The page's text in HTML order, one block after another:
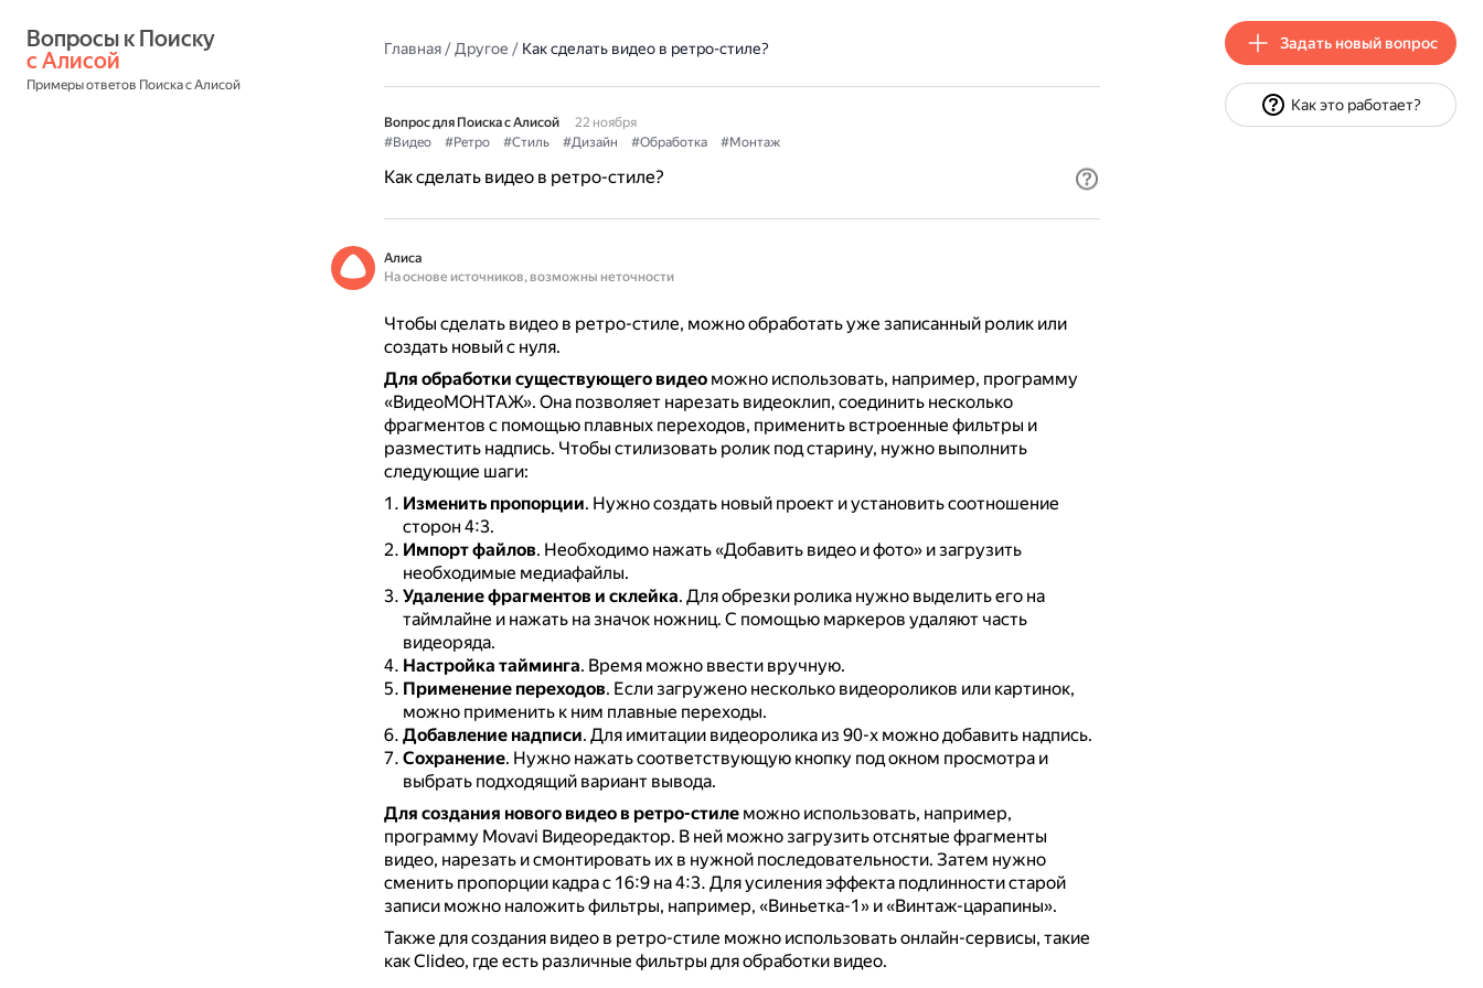
с Алисой
Примеры ответов Поиска с Алисой
Главная/Другое / Как сделать видео в ретро-стиле?
Вопрос для Поиска с Алисой
22 ноября
#Видео
#Ретро #Стиль #Дизайн #Обработка #Монтаж
Как сделать видео в ретро-стиле?
Алиса
На основе источников, возможны неточности
Чтобы сделать видео в ретро-стиле, можно обработать уже записанный ролик или
создать новый с нуля.
Для обработки существующего видеоможно использовать, например, программу
«ВидеоМОНТАЖ». Она позволяет нарезать видеоклип, соединить несколько
фрагментов с помощью плавных переходов, применить встроенные фильтры и
разместить надпись. Чтобы стилизовать ролик под старину, нужно выполнить
следующие шаги:
Изменить пропорции. Нужно создать новый проект и установить соотношение
сторон 4:3.
Импорт файлов. Необходимо нажать «Добавить видео и фото» и загрузить
необходимые медиафайлы.
Удаление фрагментов и склейка. Для обрезки ролика нужно выделить его на
таймлайне и нажать на значок ножниц. С помощью маркеров удаляют часть
видеоряда.
Настройка тайминга. Время можно ввести вручную.
Применение переходов. Если загружено несколько видеороликов или картинок,
можно применить к ним плавные переходы.
Добавление надписи. Для имитации видеоролика из 90-х можно добавить надпись.
Сохранение. Нужно нажать соответствующую кнопку под окном просмотра и
выбрать подходящий вариант вывода.
Для создания нового видео в ретро-стилеможно использовать, например,
программу Movavi Видеоредактор. В ней можно загрузить отснятые фрагменты
видео, нарезать и смонтировать их в нужной последовательности. Затем нужно
сменить пропорции кадра с 16:9 на 4:3. Для усиления эффекта подлинности старой
записи можно наложить фильтры, например, «Виньетка-1» и «Винтаж-царапины».
Также для создания видео в ретро-стиле можно использовать онлайн-сервисы, такие
как Clideo, где есть различные фильтры для обработки видео.
Задать новый вопрос
Как это работает?